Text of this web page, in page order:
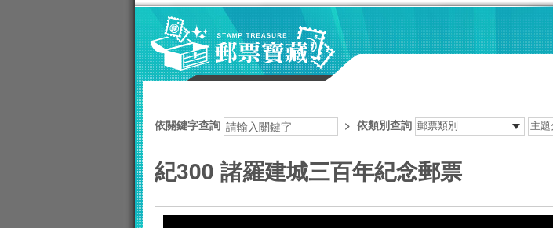
依關鍵字查詢 > 依類別查詢
紀300 諸羅建城三百年紀念郵票